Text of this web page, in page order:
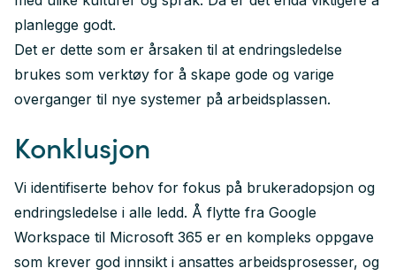
planlegge godt.
Det er dette som er årsaken til at endringsledelse
brukes som verktøy for å skape gode og varige
overganger til nye systemer på arbeidsplassen.
Konklusjon
Vi identifiserte behov for fokus på brukeradopsjon og
endringsledelse i alle ledd. Å flytte fra Google
Workspace til Microsoft 365 er en kompleks oppgave
som krever god innsikt i ansattes arbeidsprosesser, og